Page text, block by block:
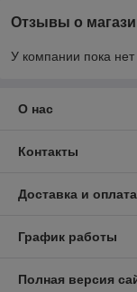
Отзывы о
У компании пока
О нас
Контакты
Доставка и оплата
График работы
Полная версия